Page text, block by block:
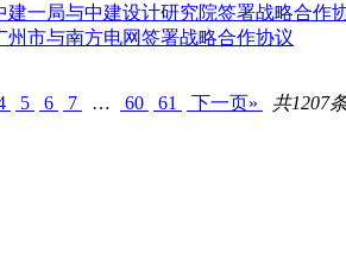
建一局与中建设计研究院签署战略合作
州市与南方电网签署战略合作协议
5 6 7 … 60 61 下一页» 共1207